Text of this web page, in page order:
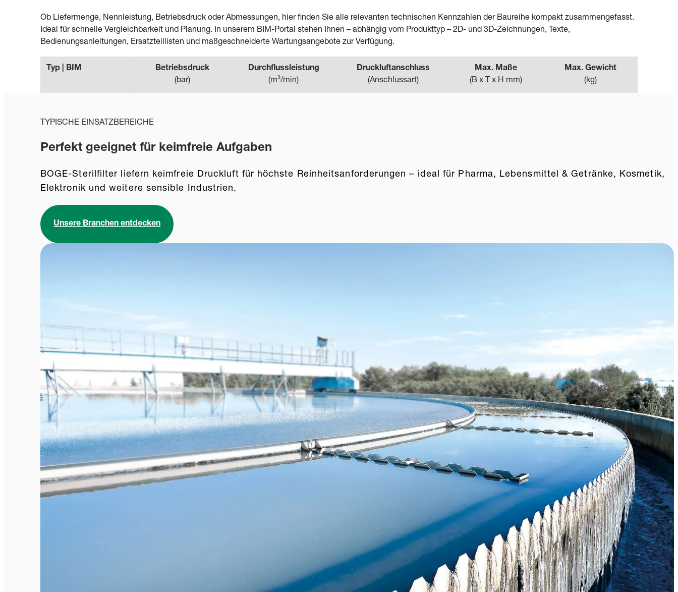
Ob Liefermenge, Nennleistung, Betriebsdruck oder Abmessungen, hier finden Sie alle relevanten technischen Kennzahlen der Baureihe kompakt zusammengefasst.
Ideal für schnelle Vergleichbarkeit und Planung. In unserem BIM-Portal stehen Ihnen – abhängig vom Produkttyp – 2D- und 3D-Zeichnungen, Texte,
Bedienungsanleitungen, Ersatzteillisten und maßgeschneiderte Wartungsangebote zur Verfügung.
Typ | BIM
Betriebsdruck
(bar)
Durchflussleistung
(m³/min)
Druckluftanschluss
(Anschlussart)
Max. Maße
(B x T x H mm)
Max. Gewicht
(kg)
TYPISCHE EINSATZBEREICHE
Perfekt geeignet für keimfreie Aufgaben
BOGE-Sterilfilter liefern keimfreie Druckluft für höchste Reinheitsanforderungen – ideal für Pharma, Lebensmittel & Getränke, Kosmetik,
Elektronik und weitere sensible Industrien.
Unsere Branchen entdecken